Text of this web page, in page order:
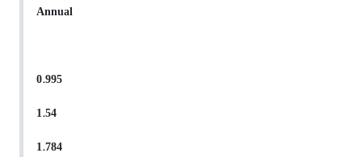
Annual
0.995
1.54
1.784